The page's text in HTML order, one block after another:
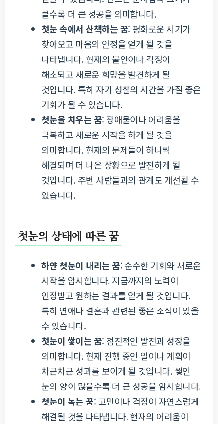
클수록 더 큰 성공을 의미합니다.
첫눈 속에서 산책하는 꿈: 평화로운 시기가
찾아오고 마음의 안정을 얻게 될 것을
나타냅니다. 현재의 불안이나 걱정이
해소되고 새로운 희망을 발견하게 될
것입니다. 특히 자기 성찰의 시간을 가질 좋은
기회가 될 수 있습니다.
첫눈을 치우는 꿈: 장애물이나 어려움을
극복하고 새로운 시작을 하게 될 것을
의미합니다. 현재의 문제들이 하나씩
해결되며 더 나은 상황으로 발전하게 될
것입니다. 주변 사람들과의 관계도 개선될 수
있습니다.
첫눈의 상태에 따른 꿈
하얀 첫눈이 내리는 꿈: 순수한 기회와 새로운
시작을 암시합니다. 지금까지의 노력이
인정받고 원하는 결과를 얻게 될 것입니다.
특히 연애나 결혼과 관련된 좋은 소식이 있을
수 있습니다.
첫눈이 쌓이는 꿈: 점진적인 발전과 성장을
의미합니다. 현재 진행 중인 일이나 계획이
차근차근 성과를 보이게 될 것입니다. 쌓인
눈의 양이 많을수록 더 큰 성공을 암시합니다.
첫눈이 녹는 꿈: 고민이나 걱정이 자연스럽게
해결될 것을 나타냅니다. 현재의 어려움이